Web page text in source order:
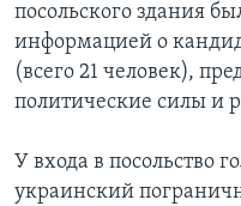
посольского здания
информацией о
(всего 21 человек),
политические силы и
У входа в посольство
украинский